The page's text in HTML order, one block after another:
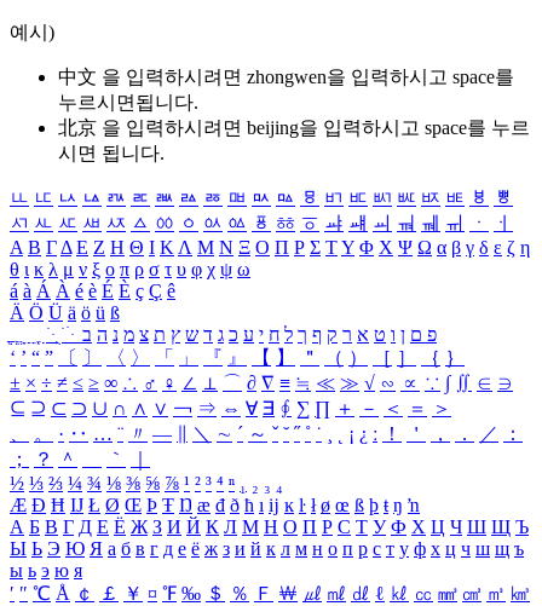
예시)
中文 을 입력하시려면 zhongwen을 입력하시고 space를
누르시면됩니다.
北京 을 입력하시려면 beijing을 입력하시고 space를 누르
시면 됩니다.
ㅥ ㅦ ㅧ ㅨ ㅩ ㅪ ㅫ ㅬ ㅭ ㅮ ㅯ ㅰ ㅱ ㅲ ㅳ ㅴ ㅵ ㅶ ㅷ ㅸ
ㅹ
ㅺ ㅻ ㅼ ㅽ ㅾ ㅿ ㆀ ㆁ ㆂ ㆃ ㆄ ㆅ ㆆ ㆇ ㆈ ㆉ ㆊ ㆋ ㆌ ㆍ
ㆎ
Α Β ΓΔ Ε Ζ Η Θ Ι ΚΛ Μ Ν Ξ Ο Π Ρ Σ ΤΥ Φ Χ Ψ Ω α β γ δ ε ζ η
θ ι κ λ μ ν ξ ο π ρ σ τ υ φ χ ψ ω
á à Á À é è É È ç Ç ê
Ä Ö Ü ä ö ü ß
ִֶֹ ֻּ ׁׂ פ ם ן ו ט א ר ק ף ך ל ח י ע כ ג ד ש ץ ת צ מ נ ה ב
‘ ’ “ ” 〔 〕 〈 〉 「 」 『 』 【 】 ＂ （ ） ［ ］ ｛ ｝
± × ÷ ≠ ≤ ≥ ∞ ∴ ♂ ♀ ∠ ⊥ ⌒ ∂ ∇ ≡ ≒ ≪ ≫ √ ∽ ∝ ∵ ∫ ∬ ∈ ∋
⊆ ⊇ ⊂ ⊃ ∪ ∩ ∧ ∨ ￢ ⇒ ⇔ ∀ ∃ ∮ ∑ ∏ ＋ － ＜ ＝
＞
、
。 · ‥ … ¨ 〃 ― ＼ ∼ ´ ～ ˇ ˘ ˝ ˚ ˙ ¸ ¡ ¿ ː ！ ＇ ， ． ／
：
；
？ ＾ ｀
½ ⅓ ⅔ ¼ ¾ ⅛ ⅜ ⅝ ⅞ ¹ ² ³ ⁴ ⁿ ₁ ₂ ₃ ₄
Æ Ð Ħ Ĳ Ł Ø Œ Þ Ŧ Ŋ æ đ ð ħ ı ĳ ĸ ŀ ł ø œ ß þ ŧ ŋ ŉ
А Б В Г Д Е Ё Ж З И Й К Л М Н О П Р С Т У Ф Х Ц Ч Ш Щ Ъ
Ы Ь Э Ю Я а б в г д е ё ж з и й к л м н о п р с т у ф х ц ч ш щ ъ
ы ь э ю я
′ ″ ℃ Å ￠ ￡ ￥ ¤ ℉ ‰ ＄ ％ Ｆ ￦ ㎕ ㎖ ㎗ ℓ ㎘ ㏄ ㎣ ㎤ ㎥ ㎦